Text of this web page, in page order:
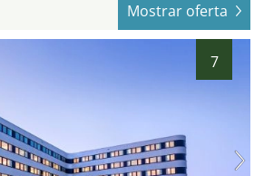
Mostrar oferta
7